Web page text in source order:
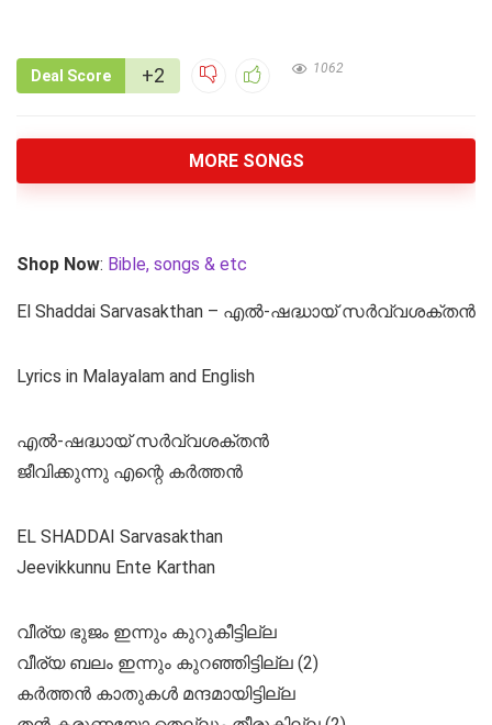
Deal Score +2 1062
MORE SONGS
Shop Now: Bible, songs & etc
El Shaddai Sarvasakthan – എൽ-ഷദ്ധായ്‌ സർവ്വശക്തൻ
Lyrics in Malayalam and English
എൽ-ഷദ്ധായ്‌ സർവ്വശക്തൻ
ജീവിക്കുന്നു എന്റെ കർത്തൻ
EL SHADDAI Sarvasakthan
Jeevikkunnu Ente Karthan
വീര്യ ഭുജം ഇന്നും കുറുകീട്ടില്ല
വീര്യ ബലം ഇന്നും കുറഞ്ഞിട്ടില്ല (2)
കർത്തൻ കാതുകൾ മന്ദമായിട്ടില്ല